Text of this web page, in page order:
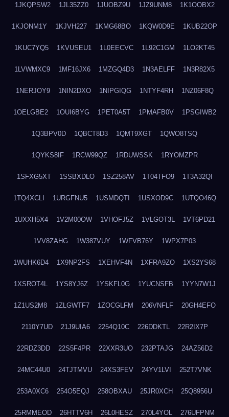
1JKQPSW2 1JL35ZZ0 1JUOBZ9U 1JZ9UNM8 1K1OOBX2
1KJONM1Y 1KJVH227 1KMG68BO 1KQW0D9E 1KUB22OP
1KUC7YQ5 1KVUSEU1 1L0EECVC 1L92C1GM 1LO2KT45
1LVWMXC9 1MF16JX6 1MZGQ4D3 1N3AELFF 1N3R82X5
1NERJOY9 1NIN2DXO 1NIPGIQG 1NTYF4RH 1NZ06F8Q
1OELGBE2 1OUI6BYG 1PET0A5T 1PMAFB0V 1PSGIWB2
1Q3BPV0D 1QBCT8D3 1QMT9XGT 1QWO8TSQ
1QYKS8IF 1RCW99QZ 1RDUWSSK 1RYOMZPR
1SFXG5XT 1SSBXDLO 1SZ258AV 1T04TFO9 1T3A32QI
1TQ4XCLI 1URGFNU5 1USMDQTI 1USXOD9C 1UTQO46Q
1UXXH5X4 1V2M00OW 1VHOFJ5Z 1VLGOT3L 1VT6PD21
1VV8ZAHG 1W387VUY 1WFVB76Y 1WPX7P03
1WUHK6D4 1X9NP2FS 1XEHVF4N 1XFRA9ZO 1XS2YS68
1XSROT4L 1YS8YJ6Z 1YSKFL0G 1YUCNSFB 1YYN7W1J
1Z1US2M8 1ZLGWTF7 1ZOCGLFM 206VNFLF 20GH4EFO
2110Y7UD 21J9UIA6 2254Q10C 226DDKTL 22R2IX7P
22RDZ3DD 22S5F4PR 22XXR3UO 232PTAJG 24AZ56D2
24MC44U0 24TJTMVU 24XS3FEV 24YV1LVI 252T7VNK
253A0XC6 254O5EQJ 258OBXAU 25JR0XCH 25Q8956U
25RMMEOD 26HTTV6H 26L0HESZ 270L4YOL 276UFPNM